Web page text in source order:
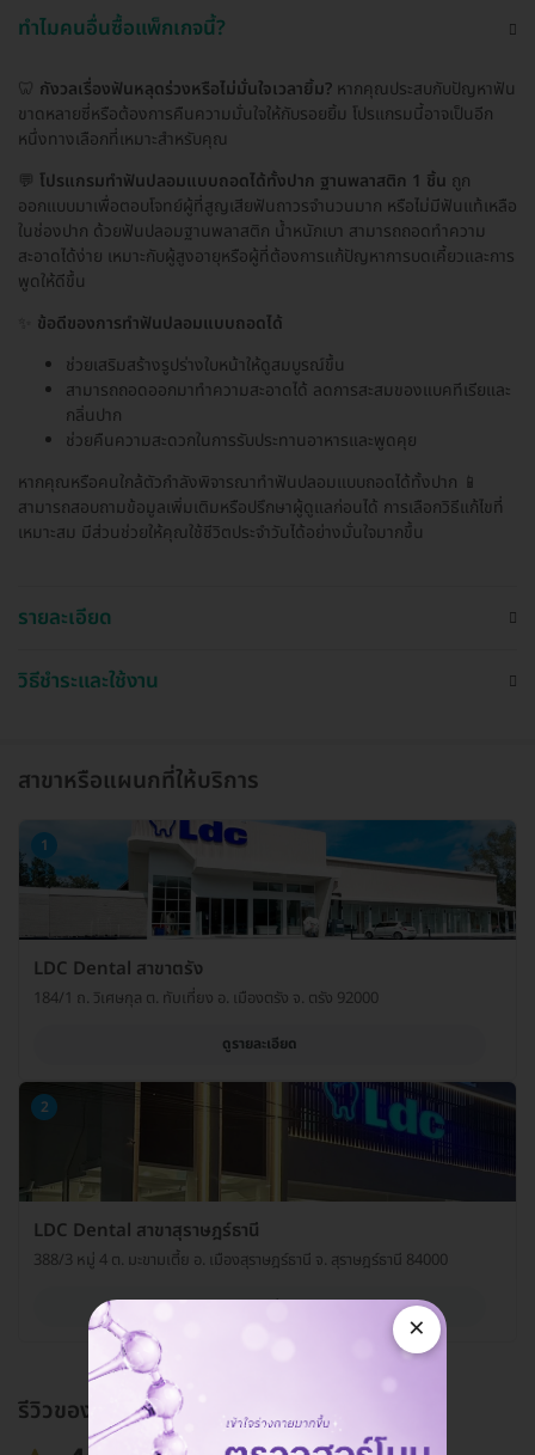
ทำไมคนอื่นซื้อแพ็กเกจนี้?
🦷 กังวลเรื่องฟันหลุดร่วงหรือไม่มั่นใจเวลายิ้ม? หากคุณประสบกับปัญหาฟัน
ขาดหลายซี่หรือต้องการคืนความมั่นใจให้กับรอยยิ้ม โปรแกรมนี้อาจเป็นอีก
หนึ่งทางเลือกที่เหมาะสำหรับคุณ
💬 โปรแกรมทำฟันปลอมแบบถอดได้ทั้งปาก ฐานพลาสติก 1 ชิ้น ถูก
ออกแบบมาเพื่อตอบโจทย์ผู้ที่สูญเสียฟันถาวรจำนวนมาก หรือไม่มีฟันแท้เหลือ
ในช่องปาก ด้วยฟันปลอมฐานพลาสติก น้ำหนักเบา สามารถถอดทำความ
สะอาดได้ง่าย เหมาะกับผู้สูงอายุหรือผู้ที่ต้องการแก้ปัญหาการบดเคี้ยวและการ
พูดให้ดีขึ้น
ข้อดีของการทำฟันปลอมแบบถอดได้
ช่วยเสริมสร้างรูปร่างใบหน้าให้ดูสมบูรณ์ขึ้น
สามารถถอดออกมาทำความสะอาดได้ ลดการสะสมของแบคทีเรียและ
กลิ่นปาก
ช่วยคืนความสะดวกในการรับประทานอาหารและพูดคุย
หากคุณหรือคนใกล้ตัวกำลังพิจารณาทำฟันปลอมแบบถอดได้ทั้งปาก 📱
สามารถสอบถามข้อมูลเพิ่มเติมหรือปรึกษาผู้ดูแลก่อนได้ การเลือกวิธีแก้ไขที่
เหมาะสม มีส่วนช่วยให้คุณใช้ชีวิตประจำวันได้อย่างมั่นใจมากขึ้น
รายละเอียด
วิธีชำระและใช้งาน
สาขาหรือแผนกที่ให้บริการ
1
LDC Dental สาขาตรัง
184/1 ถ. วิเศษกุล ต. ทับเที่ยง อ. เมืองตรัง จ. ตรัง 92000
ดูรายละเอียด
2
LDC Dental สาขาสุราษฎร์ธานี
388/3 หมู่ 4 ต. มะขามเตี้ย อ. เมืองสุราษฎร์ธานี จ. สุราษฎร์ธานี 84000
ดูรายละเอียด
รีวิวของแพ็กเกจ
×